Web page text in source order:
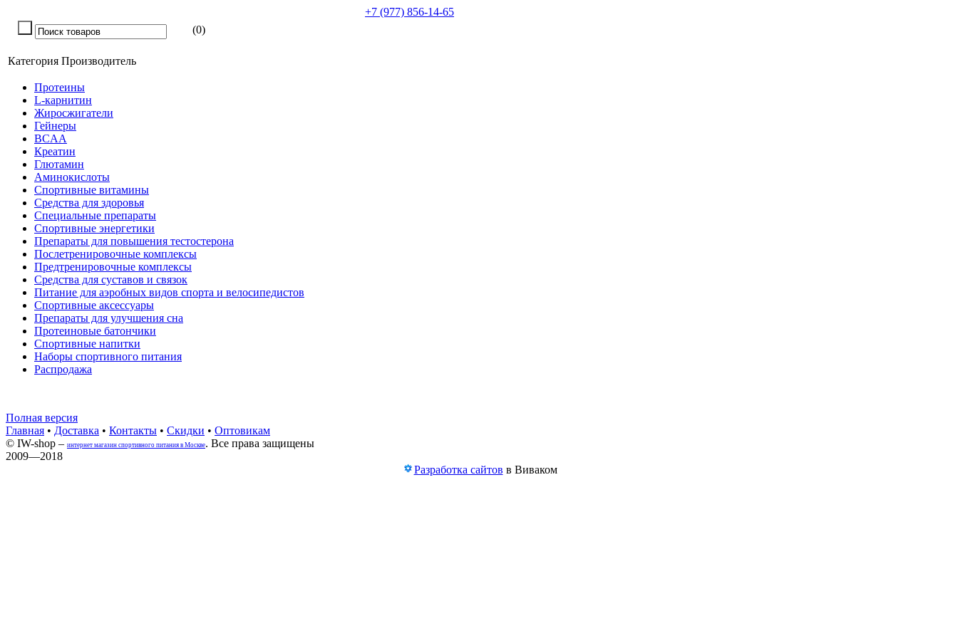
+7 (977) 856-14-65
(0)
Категория Производитель
Протеины
L-карнитин
Жиросжигатели
Гейнеры
BCAA
Креатин
Глютамин
Аминокислоты
Спортивные витамины
Средства для здоровья
Специальные препараты
Спортивные энергетики
Препараты для повышения тестостерона
Послетренировочные комплексы
Предтренировочные комплексы
Средства для суставов и связок
Питание для аэробных видов спорта и велосипедистов
Спортивные аксессуары
Препараты для улучшения сна
Протеиновые батончики
Спортивные напитки
Наборы спортивного питания
Распродажа
Полная версия
Главная • Доставка • Контакты • Скидки • Оптовикам
© IW-shop – интернет магазин спортивного питания в Москве. Все права защищены
2009—2018
Разработка сайтов в Виваком